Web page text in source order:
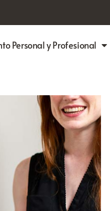
Personal y Profesional